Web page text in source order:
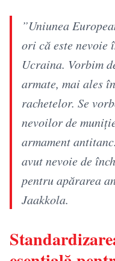
”Uniunea
ori că este nevoie
Ucraina. Vorbim
armate, mai ales
rachetelor. Se
nevoilor de
armament
avut nevoie de
pentru apărarea
Jaakkola.